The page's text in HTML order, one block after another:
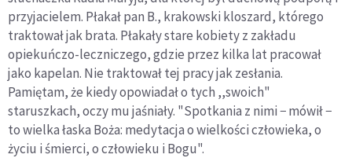
przyjacielem. Płakał pan B., krakowski kloszard, którego
traktował jak brata. Płakały stare kobiety z zakładu
opiekuńczo-leczniczego, gdzie przez kilka lat pracował
jako kapelan. Nie traktował tej pracy jak zesłania.
Pamiętam, że kiedy opowiadał o tych ,,swoich"
staruszkach, oczy mu jaśniały. "Spotkania z nimi − mówił −
to wielka łaska Boża: medytacja o wielkości człowieka, o
życiu i śmierci, o człowieku i Bogu".